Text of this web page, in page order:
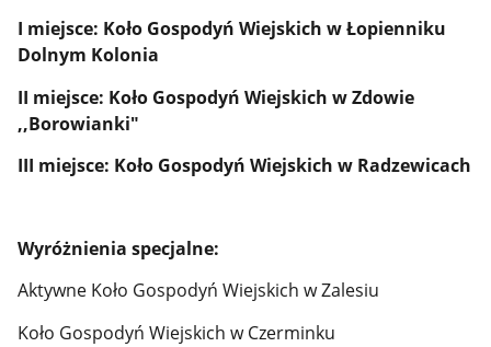
I miejsce: Koło Gospodyń Wiejskich w Łopienniku
Dolnym Kolonia
II miejsce: Koło Gospodyń Wiejskich w Zdowie
,,Borowianki"
III miejsce: Koło Gospodyń Wiejskich w Radzewicach
Wyróżnienia specjalne:
Aktywne Koło Gospodyń Wiejskich w Zalesiu
Koło Gospodyń Wiejskich w Czerminku